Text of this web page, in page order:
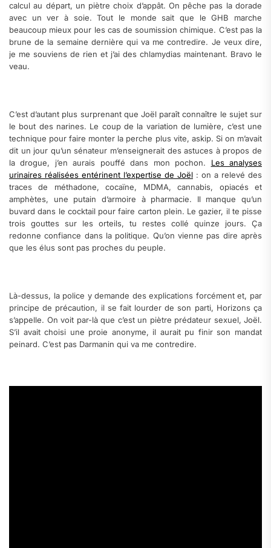
calcul au départ, un piètre choix d’appât. On pêche pas la dorade
avec un ver à soie. Tout le monde sait que le GHB marche
beaucoup mieux pour les cas de soumission chimique. C’est pas la
brune de la semaine dernière qui va me contredire. Je veux dire,
je me souviens de rien et j’ai des chlamydias maintenant. Bravo le
veau.
C’est d’autant plus surprenant que Joël paraît connaître le sujet sur
le bout des narines. Le coup de la variation de lumière, c’est une
technique pour faire monter la perche plus vite, askip. Si on m’avait
dit un jour qu’un sénateur m’enseignerait des astuces à propos de
la drogue, j’en aurais pouffé dans mon pochon. Les analyses
urinaires réalisées entérinent l’expertise de Joël : on a relevé des
traces de méthadone, cocaïne, MDMA, cannabis, opiacés et
amphètes, une putain d’armoire à pharmacie. Il manque qu’un
buvard dans le cocktail pour faire carton plein. Le gazier, il te pisse
trois gouttes sur les orteils, tu restes collé quinze jours. Ça
redonne confiance dans la politique. Qu’on vienne pas dire après
que les élus sont pas proches du peuple.
Là-dessus, la police y demande des explications forcément et, par
principe de précaution, il se fait lourder de son parti, Horizons ça
s’appelle. On voit par-là que c’est un piètre prédateur sexuel, Joël.
S’il avait choisi une proie anonyme, il aurait pu finir son mandat
peinard. C’est pas Darmanin qui va me contredire.